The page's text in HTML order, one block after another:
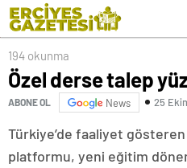
194 okunma
Özel derse talep
ABONE OL News 25
Türkiye’de faaliyet
platformu, yeni eğitim